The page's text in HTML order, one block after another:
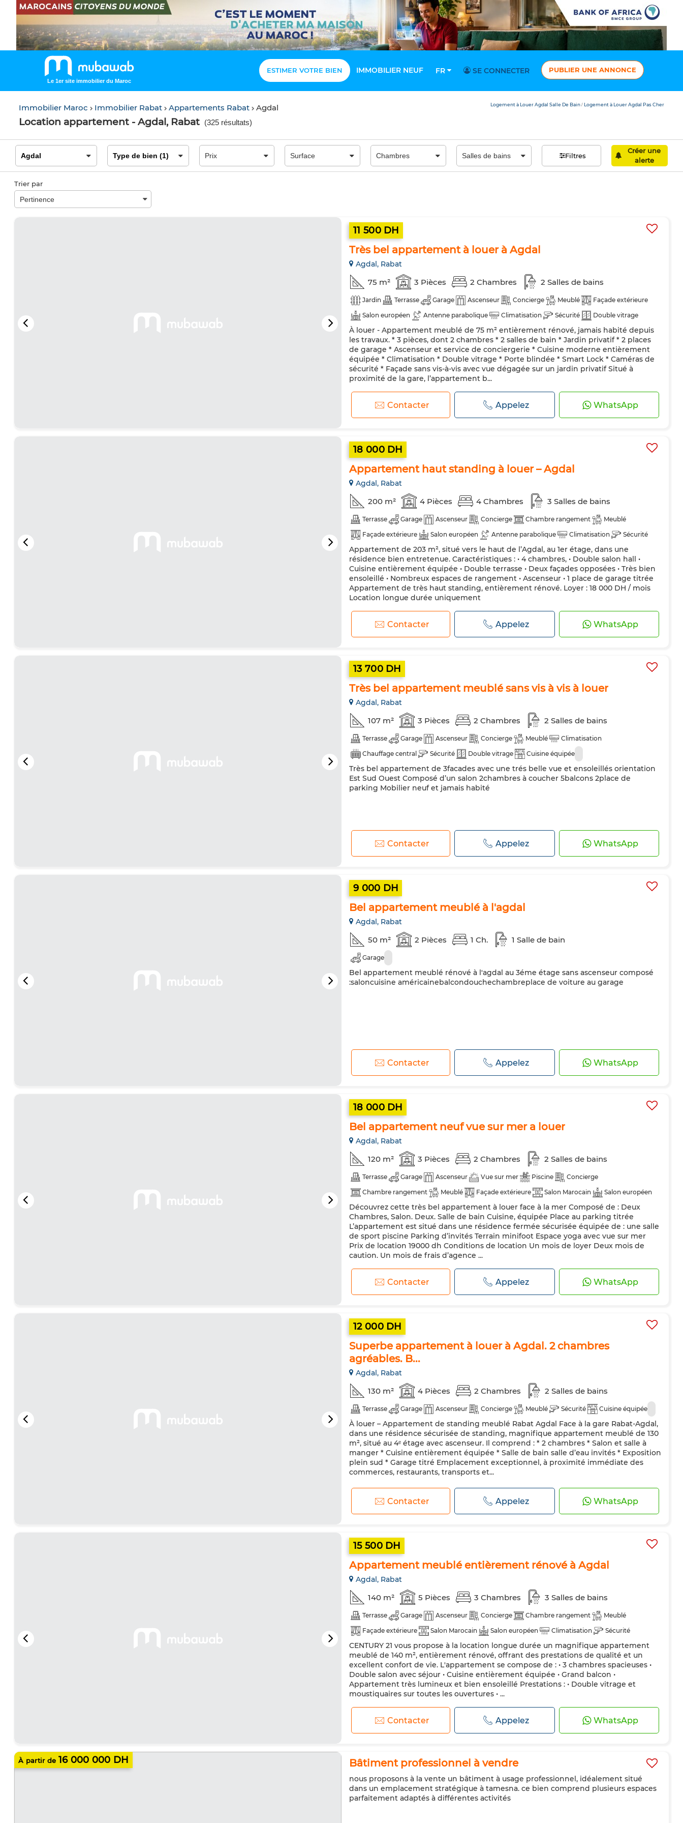
Le 1er site immobilier du Maroc
ESTIMER VOTRE BIEN IMMOBILIER NEUF FR SE CONNECTER PUBLIER UNE ANNONCE
Immobilier Maroc Immobilier Rabat Appartements Rabat Agdal
Location appartement - Agdal, Rabat (325 résultats)
Logement à Louer Agdal Salle De Bain / Logement à Louer Agdal Pas Cher
Filtres
Créer une
alerte
Trier par
11 500 DH
Très bel appartement à louer à Agdal
Agdal, Rabat
75 m² 3 Pièces 2 Chambres 2 Salles de bains
Jardin Terrasse Garage Ascenseur Concierge Meublé
Façade extérieure
Salon européen
Antenne parabolique Climatisation Sécurité
Double vitrage
Porte blindée
Cuisine équipée Réfrigérateur Four TV
Machine à laver
Micro-ondes
Internet Animaux domestiques autorisés
À louer - Appartement meublé de 75 m² entièrement rénové, jamais habité depuis
les travaux. * 3 pièces, dont 2 chambres * 2 salles de bain * Jardin privatif * 2 places
de garage * Ascenseur et service de conciergerie * Cuisine moderne entièrement
équipée * Climatisation * Double vitrage * Porte blindée * Smart Lock * Caméras de
sécurité * Façade sans vis-à-vis avec vue dégagée sur un jardin privatif Situé à
proximité de la gare, l’appartement b...
Contacter Appelez WhatsApp
18 000 DH
Appartement haut standing à louer – Agdal
Agdal, Rabat
200 m² 4 Pièces 4 Chambres 3 Salles de bains
Terrasse Garage Ascenseur Concierge Chambre rangement
Meublé
Façade extérieure
Salon européen Antenne parabolique Climatisation
Sécurité
Double vitrage
Porte blindée Cuisine équipée Réfrigérateur Four
TV
Machine à laver
Internet Animaux domestiques autorisés
Appartement de 203 m², situé vers le haut de l’Agdal, au 1er étage, dans une
résidence bien entretenue. Caractéristiques : • 4 chambres, • Double salon hall •
Cuisine entièrement équipée • Double terrasse • Deux façades opposées • Très bien
ensoleillé • Nombreux espaces de rangement • Ascenseur • 1 place de garage titrée
Appartement de très haut standing, entièrement rénové. Loyer : 18 000 DH / mois
Location longue durée uniquement
Contacter Appelez WhatsApp
13 700 DH
Très bel appartement meublé sans vis à vis à louer
Agdal, Rabat
107 m² 3 Pièces 2 Chambres 2 Salles de bains
Terrasse Garage Ascenseur Concierge Meublé
Climatisation
Chauffage central
Sécurité Double vitrage Cuisine équipée
Très bel appartement de 3facades avec une trés belle vue et ensoleillés orientation
Est Sud Ouest Composé d’un salon 2chambres à coucher 5balcons 2place de
parking Mobilier neuf et jamais habité
Contacter Appelez WhatsApp
9 000 DH
Bel appartement meublé à l'agdal
Agdal, Rabat
50 m² 2 Pièces 1 Ch. 1 Salle de bain
Garage
Bel appartement meublé rénové à l'agdal au 3éme étage sans ascenseur composé
:saloncuisine américainebalcondouchechambreplace de voiture au garage
Contacter Appelez WhatsApp
18 000 DH
Bel appartement neuf vue sur mer a louer
Agdal, Rabat
120 m² 3 Pièces 2 Chambres 2 Salles de bains
Terrasse Garage Ascenseur Vue sur mer Piscine
Concierge
Chambre rangement
Meublé Façade extérieure Salon Marocain
Salon européen
Antenne parabolique
Climatisation Chauffage central Sécurité
Double vitrage
Porte blindée
Cuisine équipée Réfrigérateur Four TV
Machine à laver
Micro-ondes
Internet Animaux domestiques autorisés
Découvrez cette très bel appartement à louer face à la mer Composé de : Deux
Chambres, Salon. Deux. Salle de bain Cuisine, équipée Place au parking titrée
L’appartement est situé dans une résidence fermée sécurisée équipée de : une salle
de sport piscine Parking d’invités Terrain minifoot Espace yoga avec vue sur mer
Prix de location 19000 dh Conditions de location Un mois de loyer Deux mois de
caution. Un mois de frais d’agence ...
Contacter Appelez WhatsApp
12 000 DH
Superbe appartement à louer à Agdal. 2 chambres
agréables. B...
Agdal, Rabat
130 m² 4 Pièces 2 Chambres 2 Salles de bains
Terrasse Garage Ascenseur Concierge Meublé Sécurité Cuisine équipée
À louer – Appartement de standing meublé Rabat Agdal Face à la gare Rabat-Agdal,
dans une résidence sécurisée de standing, magnifique appartement meublé de 130
m², situé au 4ᵉ étage avec ascenseur. Il comprend : * 2 chambres * Salon et salle à
manger * Cuisine entièrement équipée * Salle de bain salle d’eau invités * Exposition
plein sud * Garage titré Emplacement exceptionnel, à proximité immédiate des
commerces, restaurants, transports et...
Contacter Appelez WhatsApp
15 500 DH
Appartement meublé entièrement rénové à Agdal
Agdal, Rabat
140 m² 5 Pièces 3 Chambres 3 Salles de bains
Terrasse Garage Ascenseur Concierge Chambre rangement
Meublé
Façade extérieure
Salon Marocain Salon européen Climatisation
Sécurité
Double vitrage
Cuisine équipée Réfrigérateur Four TV
Machine à laver
Micro-ondes
Internet
CENTURY 21 vous propose à la location longue durée un magnifique appartement
meublé de 140 m², entièrement rénové, offrant des prestations de qualité et un
excellent confort de vie. L'appartement se compose de : • 3 chambres spacieuses •
Double salon avec séjour • Cuisine entièrement équipée • Grand balcon •
Appartement très lumineux et bien ensoleillé Prestations : • Double vitrage et
moustiquaires sur toutes les ouvertures • ...
Contacter Appelez WhatsApp
À partir de 16 000 000 DH Bâtiment professionnel à vendre
nous proposons à la vente un bâtiment à usage professionnel, idéalement situé
dans un emplacement stratégique à tamesna. ce bien comprend plusieurs espaces
parfaitement adaptés à différentes activités